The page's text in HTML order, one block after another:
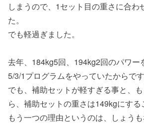
しまうので、1セット目の重さに合わ
た。
でも軽過ぎました。
去年、184kg5回、194kg2回のパワー
5/3/1プログラムをやっていたからです
でも、補助セットが軽すぎる事と、
ら、補助セットの重さは149kgにする
もう一つの理由というのは、しょう